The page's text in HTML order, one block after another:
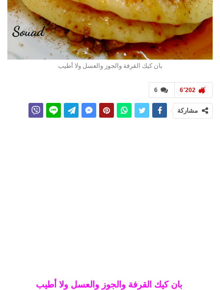
بان كيك القرفة والجوز والعسل ولا أطيب
6 6٬202
مشاركة
بان كيك القرفة والجوز والعسل ولا أطيب